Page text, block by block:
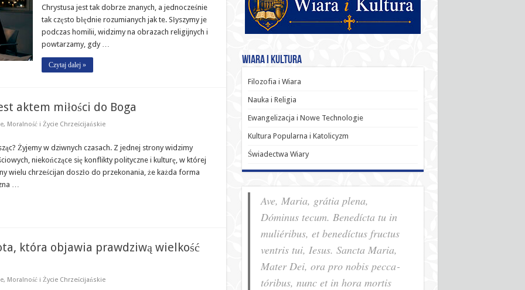
Chrystusa jest tak dobrze znanych, a jednocześnie
tak często błędnie rozumianych jak te. Słyszymy je
podczas homilii, widzimy na obrazach religijnych i
powtarzamy, gdy …
Czytaj dalej »
aktem miłości do Boga
, Moralność i Życie Chrześcijańskie
Żyjemy w dziwnych czasach. Z jednej strony widzimy
niekończące się konflikty polityczne i kulturę, w której
wielu chrześcijan doszło do przekonania, że każda forma
…
która objawia prawdziwą wielkość
, Moralność i Życie Chrześcijańskie
Wiara i Kultura
Filozofia i Wiara
Nauka i Religia
Ewangelizacja i Nowe Technologie
Kultura Popularna i Katolicyzm
Świadectwa Wiary
Ave, Maria, grátia plena,
Dóminus tecum. Benedícta tu in
muliéribus, et benedíctus fructus
ventris tui, Iesus. Sancta Maria,
Mater Dei, ora pro nobis pec­ca­
tóribus, nunc et in hora mortis